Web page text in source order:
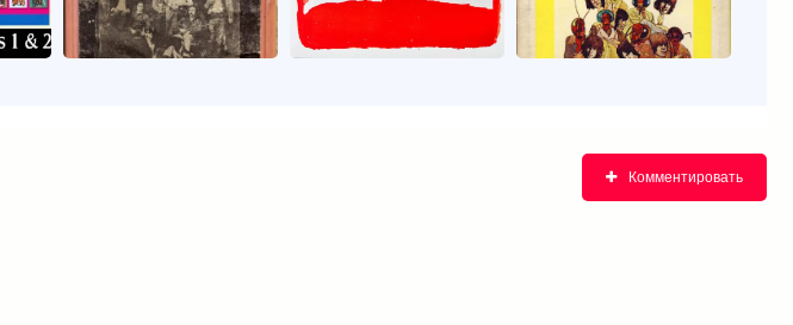
Комментировать